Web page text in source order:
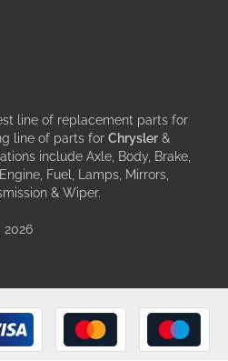
line of replacement parts for
line of parts for Chrysler &
include Axle, Body, Brake,
Fuel, Lamps, Mirrors,
& Wiper.
2026